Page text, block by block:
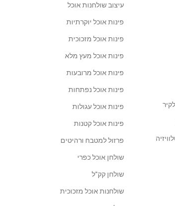
עיצוב שולחנות אוכל
פינות אוכל יוקרתיות
פינות אוכל מזכוכית
פינות אוכל מעץ מלא
פינות אוכל מרובעות
פינות אוכל נפתחות
פינות אוכל עגולות
פינות אוכל קטנות
פרזול למטבח ורהיטים
שולחן אוכל כפרי
שולחן קק"ל
שולחנות אוכל מזכוכית